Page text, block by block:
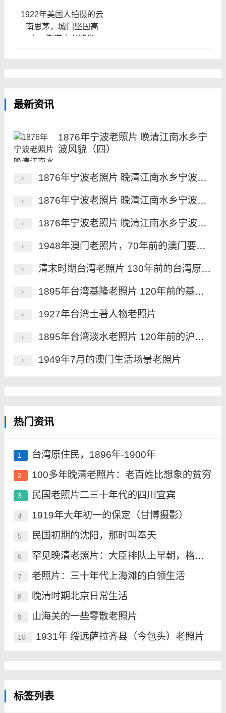
1922年美国人拍摄的云
南思茅，城门坚固高
大，街道古老繁华
最新资讯
1876年宁波老照片 晚清江南水乡宁
波风貌（四）
1876年宁波老照片 晚清江南水乡宁波风貌（三）
1876年宁波老照片 晚清江南水乡宁波风貌（二）
1876年宁波老照片 晚清江南水乡宁波风貌（一）
1948年澳门老照片，70年前的澳门要塞、永隆银号及街景
清末时期台湾老照片 130年前的台湾原住民族风貌一览
1895年台湾基隆老照片 120年前的基隆港及炮台
1927年台湾土著人物老照片
1895年台湾淡水老照片 120年前的沪尾炮台及市街风貌
1949年7月的澳门生活场景老照片
热门资讯
1 台湾原住民，1896年-1900年
2 100多年晚清老照片：老百姓比想象的贫穷
3 民国老照片二三十年代的四川宜宾
4 1919年大年初一的保定（甘博摄影）
5 民国初期的沈阳，那时叫奉天
6 罕见晚清老照片：大臣排队上早朝，格格承包晚清最高颜值
7 老照片：三十年代上海滩的白领生活
8 晚清时期北京日常生活
9 山海关的一些零散老照片
10 1931年 绥远萨拉齐县（今包头）老照片
标签列表